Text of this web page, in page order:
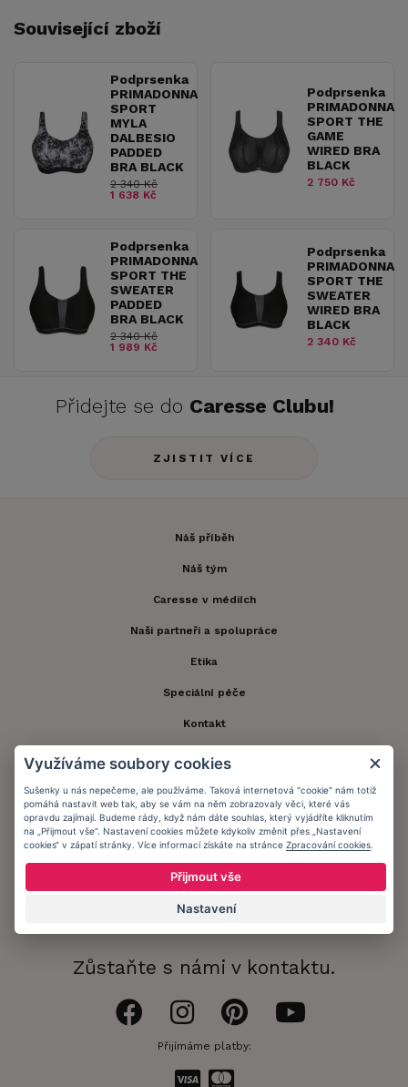
Související zboží
Podprsenka
PRIMADONNA
SPORT
MYLA
DALBESIO
PADDED
BRA BLACK
2 340 Kč
1 638 Kč
Podprsenka
PRIMADONNA
SPORT THE
GAME
WIRED BRA
BLACK
2 750 Kč
Podprsenka
PRIMADONNA
SPORT THE
SWEATER
PADDED
BRA BLACK
2 340 Kč
1 989 Kč
Podprsenka
PRIMADONNA
SPORT THE
SWEATER
WIRED BRA
BLACK
2 340 Kč
Přidejte se do Caresse Clubu!
ZJISTIT VÍCE
Náš příběh
Náš tým
Caresse v médiích
Naši partneři a spolupráce
Etika
Speciální péče
Kontakt
Zákaznický účet
Registrace zákazníka
Doprava a platba
Obchodní podmínky
Ochrana osobních údajů
Informační memorandum
Zůstaňte s námi v kontaktu.
Přijímáme platby:
Využíváme soubory cookies
Sušenky u nás nepečeme, ale používáme. Taková internetová "cookie" nám totiž
pomáhá nastavit web tak, aby se vám na něm zobrazovaly věci, které vás
opravdu zajímají. Budeme rády, když nám dáte souhlas, který vyjádříte kliknutím
na „Přijmout vše“. Nastavení cookies můžete kdykoliv změnit přes „Nastavení
cookies“ v zápatí stránky. Více informací získáte na stránce Zpracování cookies
Přijmout vše
Nastavení